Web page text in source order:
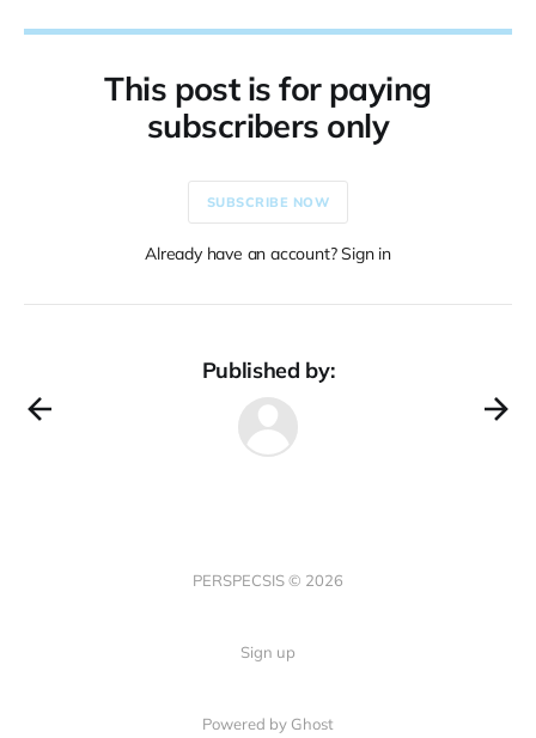
This post is for paying
subscribers only
SUBSCRIBE NOW
Already have an account? Sign in
Published by:
PERSPECSIS © 2026
Sign up
Powered by Ghost